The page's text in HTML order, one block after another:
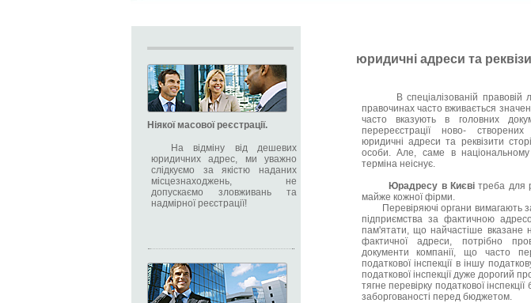
Ніякої масової реєстрації.
На відміну від дешевих
юридичних адрес, ми уважно
слідкуємо за якістю наданих
місцезнаходжень, не
допускаємо зловживань та
надмірної реєстрації!
юридичні адреси та
В спеціалізованій правовій
правочинах часто вживається
часто вказують в головних
перереєстрації ново- створених
юридичні адреси та реквізити
особи. Але, саме в національному
терміна неіснує.
Юрадресу в Києвітреба для
майже кожної фірми.
Перевіряючі органи вимагають
підприємства за фактичною
пам'ятати, що найчастіше вказане
фактичної адреси, потрібно
документи компанії, що часто
податкової інспекції в іншу
податкової інспекції дуже дорогий
тягне перевірку податкової
заборгованості перед бюджетом.